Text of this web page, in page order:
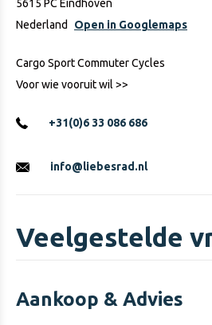
5615 PC Eindhoven
Nederland
Open in Googlemaps
Cargo Sport Commuter Cycles
Voor wie vooruit wil >>
+31(0)6 33 086 686
info@liebesrad.nl
Veelgestelde
Aankoop & Advies